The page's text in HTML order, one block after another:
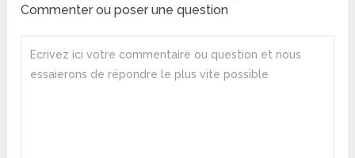
Commenter ou poser une question